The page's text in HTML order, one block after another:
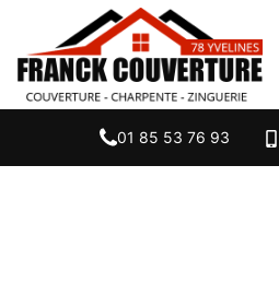
01 85 53 76 93